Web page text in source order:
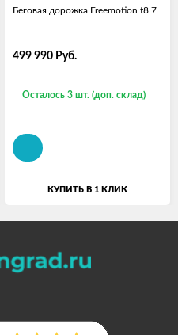
Беговая дорожка Freemotion t8.7
499 990 Руб.
Осталось 3 шт. (доп. склад)
КУПИТЬ В 1 КЛИК